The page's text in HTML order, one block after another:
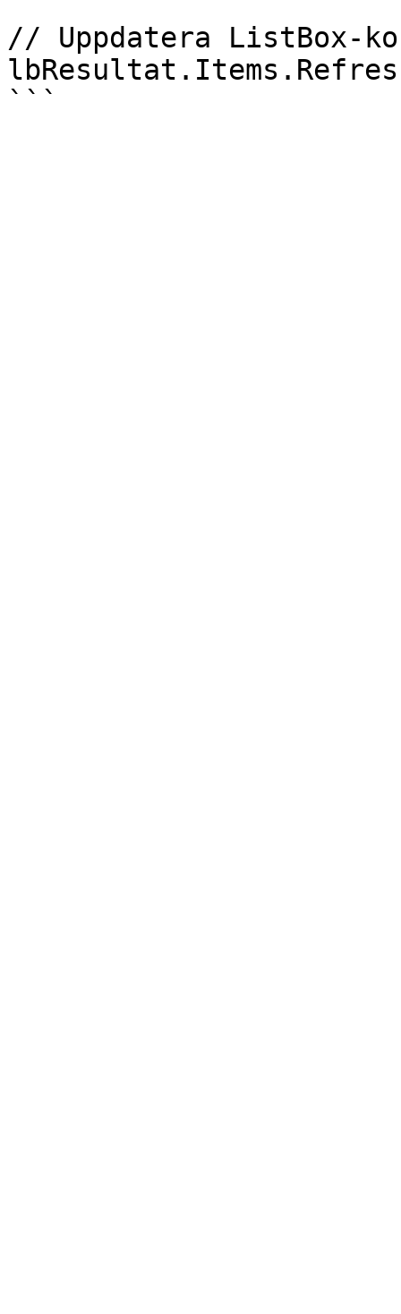
// Uppdatera ListBox-